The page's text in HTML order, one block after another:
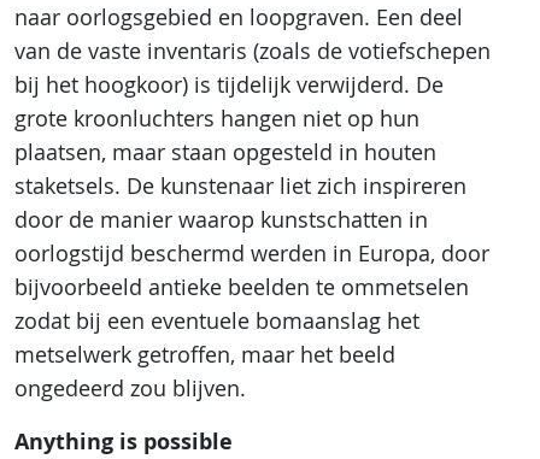
naar oorlogsgebied en loopgraven. Een deel
van de vaste inventaris (zoals de votiefschepen
bij het hoogkoor) is tijdelijk verwijderd. De
grote kroonluchters hangen niet op hun
plaatsen, maar staan opgesteld in houten
staketsels. De kunstenaar liet zich inspireren
door de manier waarop kunstschatten in
oorlogstijd beschermd werden in Europa, door
bijvoorbeeld antieke beelden te ommetselen
zodat bij een eventuele bomaanslag het
metselwerk getroffen, maar het beeld
ongedeerd zou blijven.
Anything is possible